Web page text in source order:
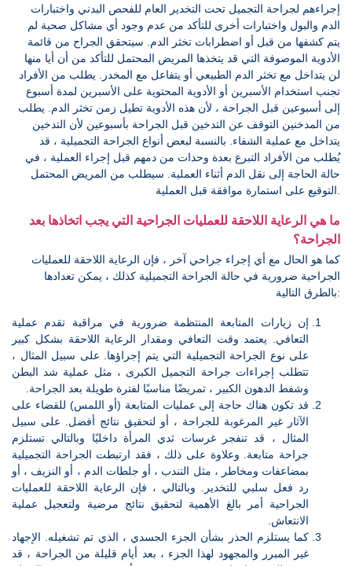
إجراءهم لجراحة التجميل تحت التخدير العام للفحص البدني واختبارات
الدم والبول واختبارات أخرى للتأكد من عدم وجود أي مشاكل صحية لم
يتم كشفها من قبل أو اضطرابات تخثر الدم. سيتحقق الجراح من قائمة
الأدوية الموصوفة التي قد يتخذها المريض المحتمل للتأكد من أن أيا منها
لن يتداخل مع تخثر الدم الطبيعي أو يتفاعل مع المخدر. يطلب من الأفراد
تجنب استخدام الأسبرين أو الأدوية المحتوية على الأسبرين لمدة أسبوع
إلى أسبوعين قبل الجراحة ، لأن هذه الأدوية تطيل زمن تخثر الدم. يطلب
من المدخنين التوقف عن التدخين قبل الجراحة بأسبوعين لأن التدخين
يتداخل مع عملية الشفاء. بالنسبة لبعض أنواع الجراحة التجميلية ، قد
يُطلب من الأفراد التبرع بعدة وحدات من دمهم قبل إجراء العملية ، في
حالة الحاجة إلى نقل الدم أثناء العملية. سيطلب من المريض المحتمل
ما هي الرعاية اللاحقة للعمليات الجراحية التي يجب اتخاذها بعد
الجراحة؟
كما هو الحال مع أي إجراء جراحي آخر ، فإن الرعاية اللاحقة للعمليات
الجراحية ضرورية في حالة الجراحة التجميلية كذلك ، يمكن تعدادها
بالطرق التالية:
إن زيارات المتابعة المنتظمة ضرورية في مراقبة تقدم عملية
التعافي. يعتمد وقت التعافي ومقدار الرعاية اللاحقة بشكل كبير
على نوع الجراحة التجميلية التي يتم إجراؤها. على سبيل المثال ،
تتطلب إجراءات جراحة التجميل الكبرى ، مثل عملية شد البطن
وشفط الدهون الكبير ، تمريضًا مناسبًا لفترة طويلة بعد الجراحة.
قد تكون هناك حاجة إلى عمليات المتابعة (أو اللمس) للقضاء على
الآثار غير المرغوبة للجراحة ، أو لتحقيق نتائج أفضل. على سبيل
المثال ، قد تنفجر غرسات ثدي المرأة داخليًا وبالتالي تستلزم
جراحة متابعة. وعلاوة على ذلك ، فقد ارتبطت الجراحة التجميلية
بمضاعفات ومخاطر ، مثل التندب ، أو جلطات الدم ، أو النزيف ، أو
رد فعل سلبي للتخدير. وبالتالي ، فإن الرعاية اللاحقة للعمليات
الجراحية أمر بالغ الأهمية لتحقيق نتائج مرضية ولتعجيل عملية
الانتعاش.
كما يستلزم الحذر بشأن الجزء الجسدي ، الذي تم تشغيله. الإجهاد
غير المبرر والمجهود لهذا الجزء ، بعد أيام قليلة من الجراحة ، قد